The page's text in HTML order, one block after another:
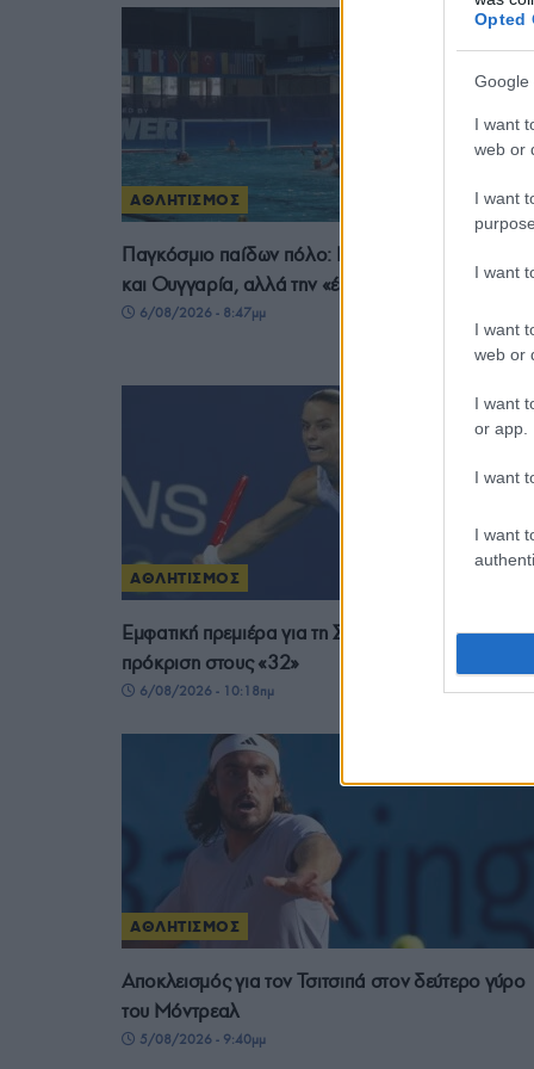
Opted
Google
I want
web or
I want
I want
I want
web or
I want
or app.
I want
I want
ΑΘΛΗΤΙΣΜΟΣ
Παγκόσμιο παίδων πόλο: Η Ελλάδα νίκησε Ισπανία
και Ουγγαρία, αλλά την «έκοψε» ο αλγόριθμος
6/08/2026 - 8:47μμ
ΑΘΛΗΤΙΣΜΟΣ
Εμφατική πρεμιέρα για τη Σάκκαρη στο Τορόντο
πρόκριση στους «32»
6/08/2026 - 10:18πμ
ΑΘΛΗΤΙΣΜΟΣ
Αποκλεισμός για τον Τσιτσιπά στον δεύτερο γύρο
του Μόντρεαλ
5/08/2026 - 9:40μμ